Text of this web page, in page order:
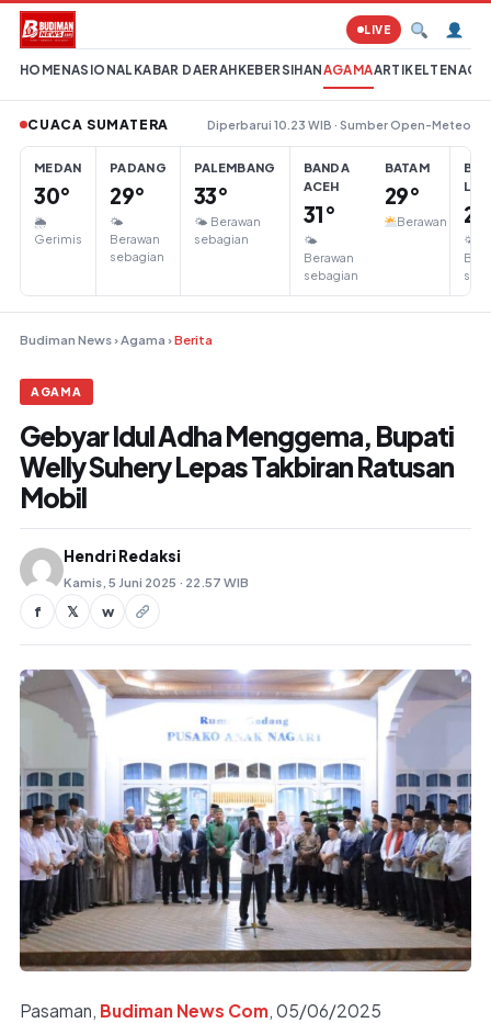
Lompat ke konten
HOMENASIONAL KABAR DAERAHKEBERSIHANAGAMAARTIKELTENAGA
LIVE
CUACA SUMATERA Diperbarui 10.23 WIB · Sumber Open-Meteo
MEDAN
30°
🌦
Gerimis
PADANG
29°
🌤
Berawan
sebagian
PALEMBANG
33°
🌤 Berawan
sebagian
BANDA
ACEH
31°
🌤
Berawan
sebagian
BATAM
29°
Berawan
🌤
Budiman News ›Agama ›Berita
AGAMA
Gebyar Idul Adha Menggema, Bupati
Welly Suhery Lepas Takbiran Ratusan
Mobil
Hendri Redaksi
Kamis, 5 Juni 2025 · 22.57 WIB
f 𝕏 w
Pasaman, Budiman News Com , 05/06/2025